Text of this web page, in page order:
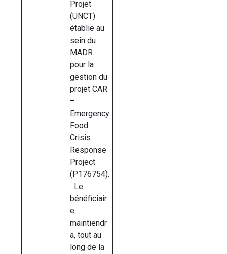
Projet
(UNCT)
établie au
sein du
MADR
pour la
gestion du
projet CAR
–
Emergency
Food
Crisis
Response
Project
(P176754).
Le
bénéficiair
e
maintiendr
a, tout au
long de la